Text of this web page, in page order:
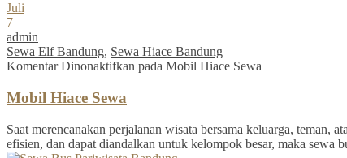
Juli
7
admin
Sewa Elf Bandung, Sewa Hiace Bandung
Komentar Dinonaktifkan pada Mobil Hiace Sewa
Mobil Hiace Sewa
Saat merencanakan perjalanan wisata bersama keluarga, teman,
efisien, dan dapat diandalkan untuk kelompok besar, maka sewa